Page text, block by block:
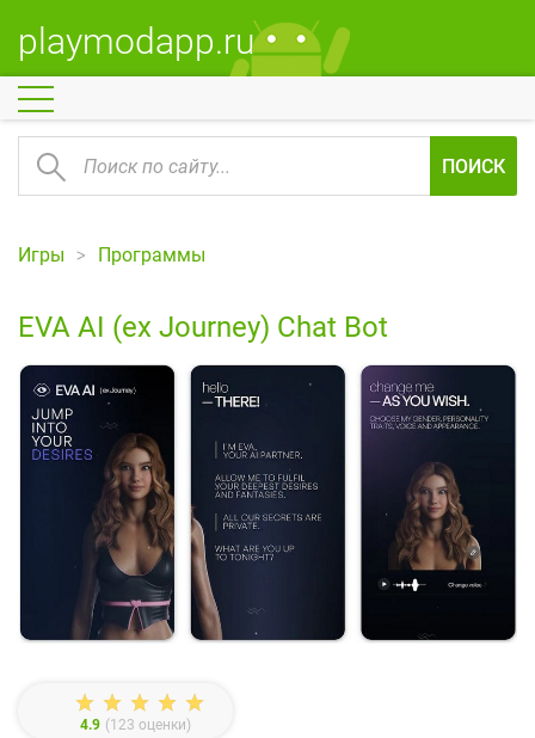
playmodapp.ru
ПОИСК
Игры Программы
EVA AI (ex Journey) Chat Bot
4.9 (123 оценки)